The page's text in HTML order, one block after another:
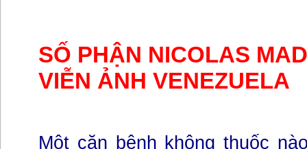
SỐ PHẬN NICOLAS
VIỄN ẢNH VENEZUELA
Một căn bệnh không thuốc